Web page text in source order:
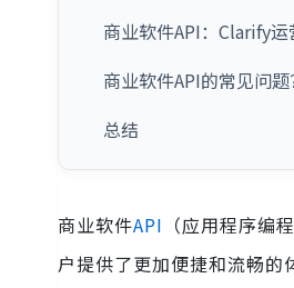
商业软件API：Clarify运
商业软件API的常见问题
总结
商业软件API （应用程序编
户提供了更加便捷和流畅的